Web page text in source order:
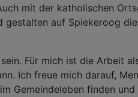
mit der katholischen
gestalten auf Spiekeroog
Für mich ist die Arbeit
Ich freue mich darauf,
Gemeindeleben finden und